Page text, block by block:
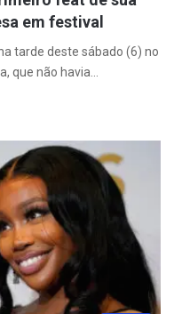
em festival
tarde deste sábado (6) no
que não havia…